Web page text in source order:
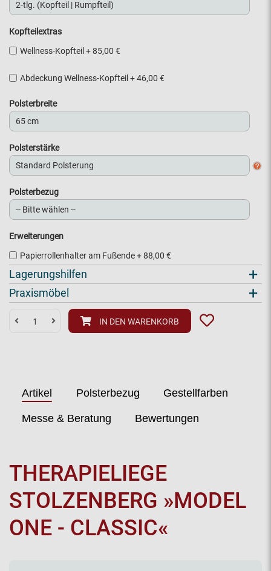
Kopfteilextras
Wellness-Kopfteil +85,00 €
Abdeckung Wellness-Kopfteil +46,00 €
Polsterbreite
Polsterstärke
Polsterbezug
Erweiterungen
Papierrollenhalter am Fußende+88,00 €
Lagerungshilfen +
Praxismöbel +
IN DEN WARENKORB
Artikel Polsterbezug Gestellfarben
Messe & Beratung Bewertungen
THERAPIELIEGE
STOLZENBERG »MODEL
ONE - CLASSIC«